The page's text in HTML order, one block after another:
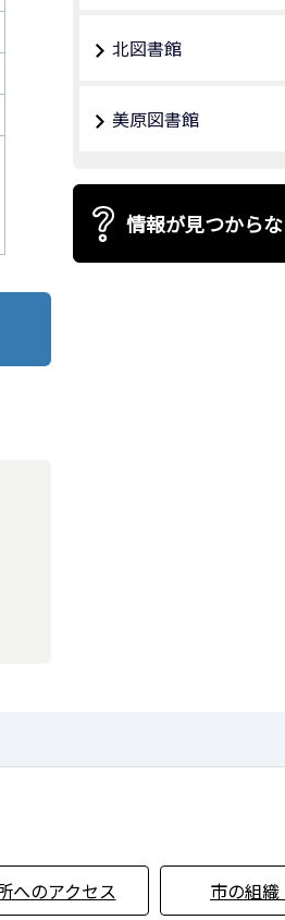
北図書館
美原図書館
情報が見つから
へのアクセス 市の組